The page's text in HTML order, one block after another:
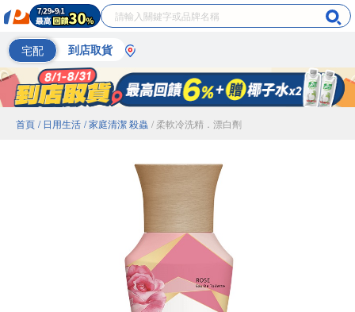
宅配 到店取貨
首頁 / 日用生活 / 家庭清潔 殺蟲 / 柔軟冷洗精．漂白劑